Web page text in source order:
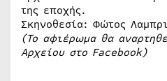
της εποχής.
Σκηνοθεσία: Φώτος
(Το αφιέρωμα θα
Αρχείου στο Facebook)